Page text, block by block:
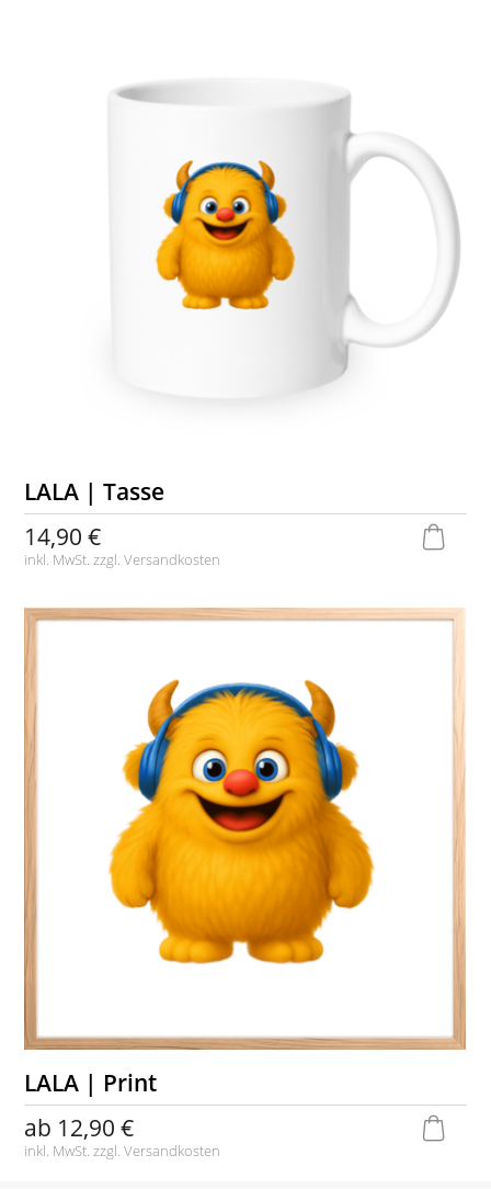
LALA | Tasse
14,90 €
inkl. MwSt. zzgl.Versandkosten
LALA | Print
ab 12,90 €
inkl. MwSt. zzgl.Versandkosten